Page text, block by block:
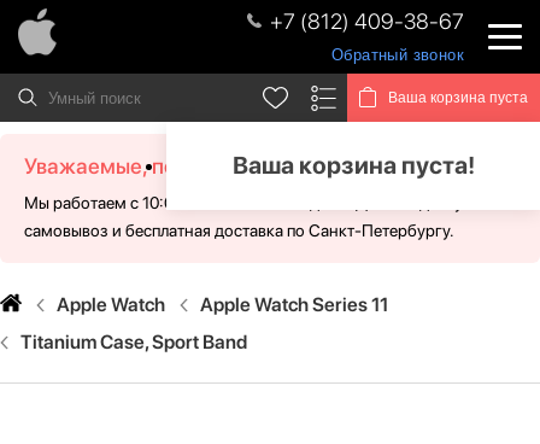
+7 (812) 409-38-67
Обратный звонок
Ваша корзина пуста
Ваша корзина пуста!
Уважаемые, посетители!
Мы работаем с 10:00 - 21:00 без выходных. Для Вас доступен
самовывоз и бесплатная доставка по Санкт-Петербургу.
Apple Watch
Apple Watch Series 11
Titanium Case, Sport Band